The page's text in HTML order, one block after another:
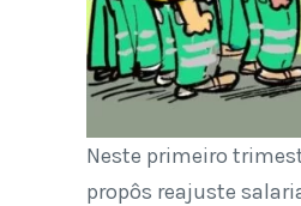
Neste primeiro
propôs reajuste